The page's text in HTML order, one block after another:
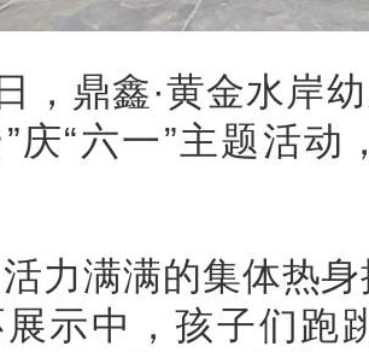
，鼎鑫·黄金水岸幼
庆“六一”主题活
力满满的集体热
示中，孩子们跑